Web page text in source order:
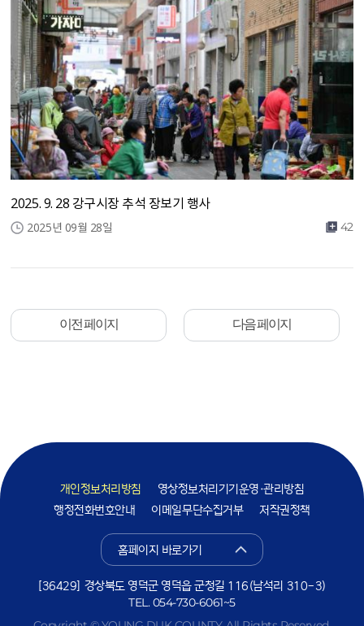
2025. 9. 28 강구시장 추석 장보기 행사
2025년 09월 28일 42
이전 페이지 다음 페이지
개인정보처리방침
영상정보처리기기운영·관리방침
행정전화번호안내
이메일무단수집거부 저작권정책
홈페이지 바로가기
[36429] 경상북도 영덕군 영덕읍 군청길 116(남석리 310-3)
TEL.054-730-6061~5